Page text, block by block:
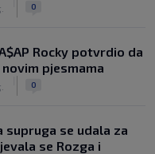
0
Rocky potvrdio da
pjesmama
0
supruga se udala za
se Rozga i